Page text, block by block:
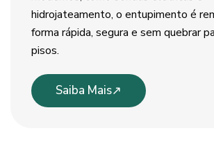
hidrojateamento, o entupimento é
forma rápida, segura e sem quebrar
pisos.
Saiba Mais